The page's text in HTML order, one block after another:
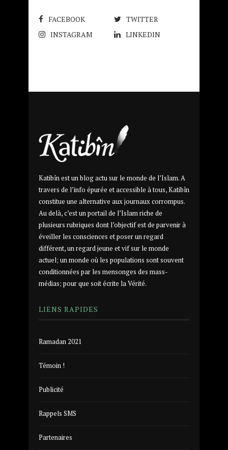
FACEBOOK
TWITTER
INSTAGRAM
LINKEDIN
Katibîn est un blog actu sur le monde de l’Islam. A
travers de l’info épurée et accessible à tous, Katibîn
constitue une alternative aux journaux corrompus.
Au delà, c’est un portail de l’Islam riche de
plusieurs rubriques dont l’objectif est de parvenir à
éveiller les consciences et poser un regard
différent, un regard jeune et vif sur le monde
actuel; un monde où les populations sont souvent
conditionnées par les mensonges des mass-
médias; pour que soit écrite la Vérité.
LIENS RAPIDES
Ramadan 2021
Témoin !
Publicité
Rappels SMS
Partenaires